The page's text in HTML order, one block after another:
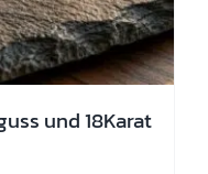
und 18Karat